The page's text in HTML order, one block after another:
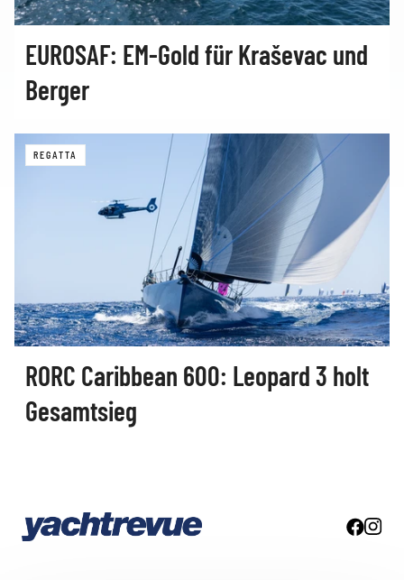
EUROSAF: EM-Gold für Kraševac und
Berger
REGATTA
RORC Caribbean 600: Leopard 3 holt
Gesamtsieg